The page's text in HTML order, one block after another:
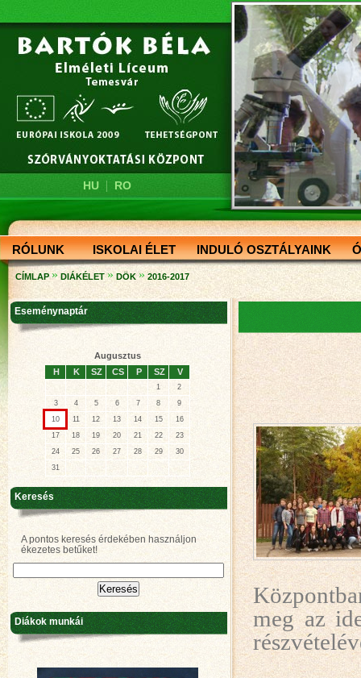
HU| RO
RÓLUNK ISKOLAI ÉLET INDULÓ OSZTÁLYAINK
CÍMLAP » DIÁKÉLET » DÖK » 2016-2017
meg az
Eseménynaptár
Augusztus
H
K SZ CS P SZ V
1
2
3
4 5 6 7 8
9
10
11 12 13 14 15
16
17
18 19 20 21 22
23
24
25 26 27 28 29
30
31
Keresés
A pontos keresés érdekében használjon
ékezetes betűket!
Diákok munkái